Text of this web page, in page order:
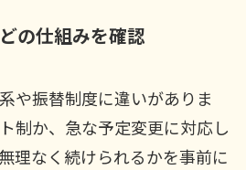
の仕組みを確認
や振替制度に違いがありま
制か、急な予定変更に対応し
理なく続けられるかを事前に